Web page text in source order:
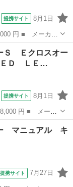
提携サイト 8月1日
名： ヴィクト
ナビ 衝突被害
Ｓ Ｅクロスオー
ＥＤ ＬＥ…
提携サイト 8月1日
ド名： クーパ
ＬＥＤヘッドラ
マニュアル キ
提携サイト 7月27日